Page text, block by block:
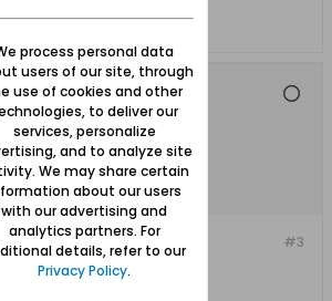
#3
process personal data
users of our site, through
use of cookies and other
to deliver our
services, personalize
and to analyze site
We may share certain
about our users
with our advertising and
analytics partners. For
details, refer to our
Privacy Policy.